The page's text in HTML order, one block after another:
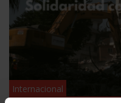
Internacional